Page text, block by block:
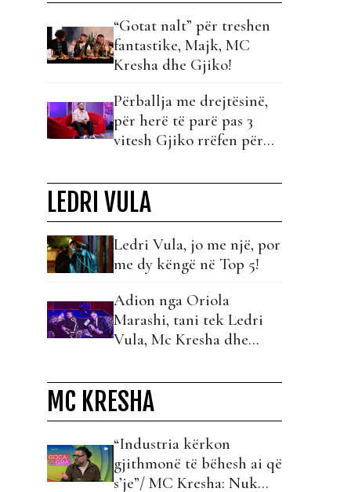
“Gotat nalt” për treshen
fantastike, Majk, MC
Kresha dhe Gjiko!
Përballja me drejtësinë,
për herë të parë pas 3
vitesh Gjiko rrëfen për
abuzim!
LEDRI VULA
Ledri Vula, jo me një, por
me dy këngë në Top 5!
Adion nga Oriola
Marashi, tani tek Ledri
Vula, Mc Kresha dhe
MC KRESHA
“Industria kërkon
gjithmonë të bëhesh ai që
s’je”/ MC Kresha: Nuk